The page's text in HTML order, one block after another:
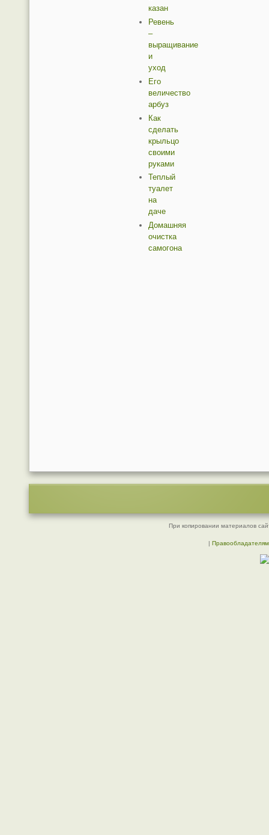
казан
Ревень
–
выращивание
и
уход
Его
величество
арбуз
Как
сделать
крыльцо
своими
руками
Теплый
туалет
на
даче
Домашняя
очистка
самогона
При копировании материалов
| Правообладателям